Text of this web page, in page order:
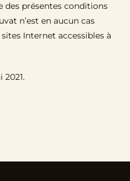
des présentes conditions
n’est en aucun cas
Internet accessibles à
2021.